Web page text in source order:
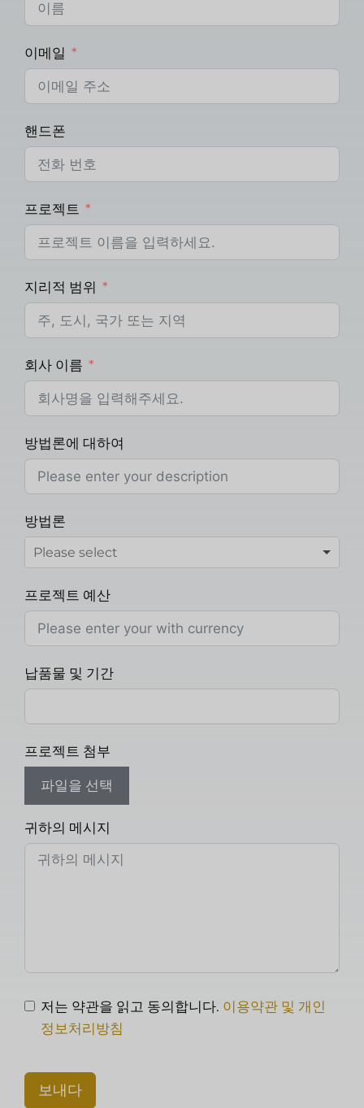
이메일
핸드폰
프로젝트
지리적 범위
회사 이름
방법론에 대하여
방법론
프로젝트 예산
납품물 및 기간
프로젝트 첨부
파일을 선택
귀하의 메시지
저는 약관을 읽고 동의합니다. 이용약관 및 개인
정보처리방침
보내다